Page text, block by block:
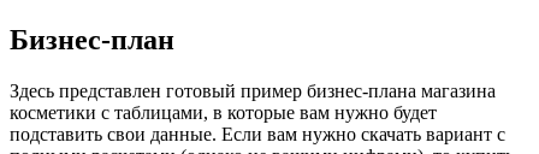
Бизнес-план
Здесь представлен готовый пример бизнес-плана магазина
косметики с таблицами, в которые вам нужно будет
подставить свои данные. Если вам нужно скачать вариант с